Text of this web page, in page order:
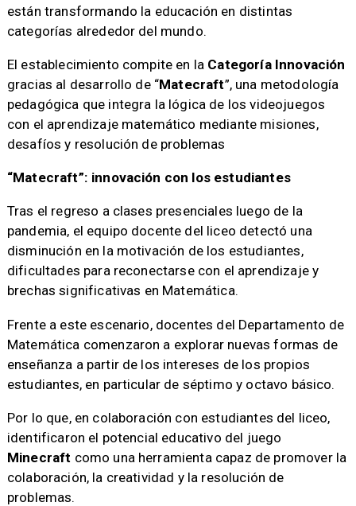
están transformando la educación en distintas
categorías alrededor del mundo.
El establecimiento compite en la Categoría Innovación
gracias al desarrollo de “Matecraft”, una metodología
pedagógica que integra la lógica de los videojuegos
con el aprendizaje matemático mediante misiones,
desafíos y resolución de problemas
“Matecraft”: innovación con los estudiantes
Tras el regreso a clases presenciales luego de la
pandemia, el equipo docente del liceo detectó una
disminución en la motivación de los estudiantes,
dificultades para reconectarse con el aprendizaje y
brechas significativas en Matemática.
Frente a este escenario, docentes del Departamento de
Matemática comenzaron a explorar nuevas formas de
enseñanza a partir de los intereses de los propios
estudiantes, en particular de séptimo y octavo básico.
Por lo que, en colaboración con estudiantes del liceo,
identificaron el potencial educativo del juego
Minecraft como una herramienta capaz de promover la
colaboración, la creatividad y la resolución de
problemas.